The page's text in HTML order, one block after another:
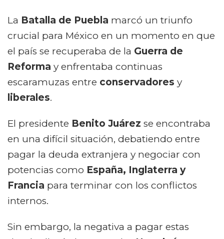
La Batalla de Puebla marcó un triunfo
crucial para México en un momento en que
el país se recuperaba de la Guerra de
Reforma y enfrentaba continuas
escaramuzas entre conservadores y
liberales.
El presidente Benito Juárez se encontraba
en una difícil situación, debatiendo entre
pagar la deuda extranjera y negociar con
potencias como España, Inglaterra y
Francia para terminar con los conflictos
internos.
Sin embargo, la negativa a pagar estas